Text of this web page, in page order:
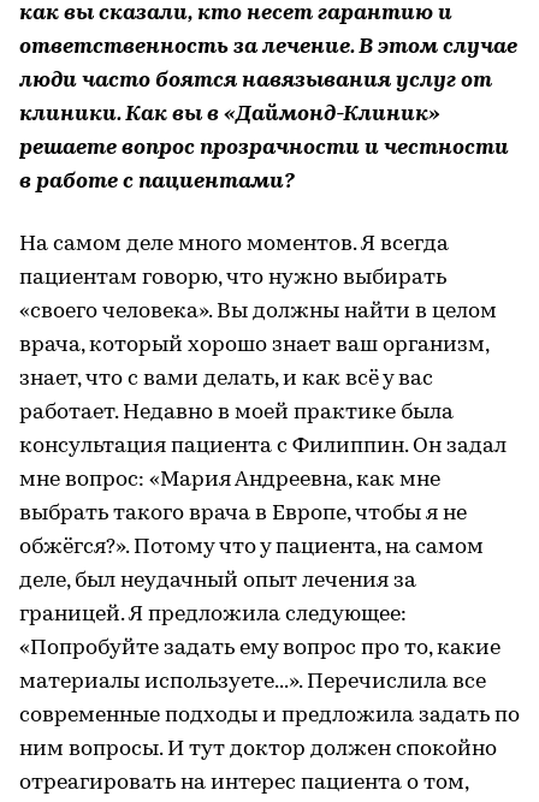
как вы сказали, кто несет гарантию и
ответственность за лечение. В этом случае
люди часто боятся навязывания услуг от
клиники. Как вы в «Даймонд-Клиник»
решаете вопрос прозрачности и честности
в работе с пациентами?
На самом деле много моментов. Я всегда
пациентам говорю, что нужно выбирать
«своего человека». Вы должны найти в целом
врача, который хорошо знает ваш организм,
знает, что с вами делать, и как всё у вас
работает. Недавно в моей практике была
консультация пациента с Филиппин. Он задал
мне вопрос: «Мария Андреевна, как мне
выбрать такого врача в Европе, чтобы я не
обжёгся?». Потому что у пациента, на самом
деле, был неудачный опыт лечения за
границей. Я предложила следующее:
«Попробуйте задать ему вопрос про то, какие
материалы используете...». Перечислила все
современные подходы и предложила задать по
ним вопросы. И тут доктор должен спокойно
отреагировать на интерес пациента о том,